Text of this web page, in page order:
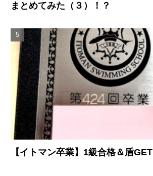
まとめてみた（３）！？
【イトマン卒業】1級合格＆盾GET